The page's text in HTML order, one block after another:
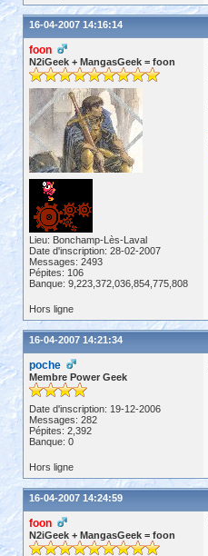
16-04-2007 14:16:14
foon
N2iGeek + MangasGeek = foon
Lieu: Bonchamp-Lès-Laval
Date d'inscription: 28-02-2007
Messages: 2493
Pépites: 106
Banque: 9,223,372,036,854,775,808
Hors ligne
16-04-2007 14:21:34
poche
Membre Power Geek
Date d'inscription: 19-12-2006
Messages: 282
Pépites: 2,392
Banque: 0
Hors ligne
16-04-2007 14:24:59
foon
N2iGeek + MangasGeek = foon